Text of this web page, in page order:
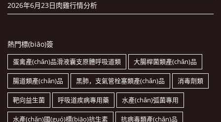
2026年6月23日肉雞行情分析
熱門標(biāo)簽
蛋禽產(chǎn)品滑液囊支原體呼吸道類 大腸桿菌類產(chǎn)品
腸道類產(chǎn)品 黑肺，支氣管栓塞類產(chǎn)品 消毒劑類
靶向益生菌 呼吸道疾病專用藥 水產(chǎn)弧菌專用
水產(chǎn)國(guó)標(biāo)抗生素 抗病毒類產(chǎn)品